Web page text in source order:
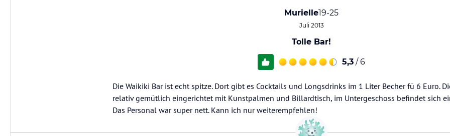
Murielle19-25
Juli 2013
Tolle Bar!
5,3 / 6
Die Waikiki Bar ist echt spitze. Dort gibt es Cocktails und Longsdrinks im 1 Liter Becher fü 6 Euro.
relativ gemütlich eingerichtet mit Kunstpalmen und Billardtisch, im Untergeschoss befindet sich
Das Personal war super nett. Kann ich nur weiterempfehlen!